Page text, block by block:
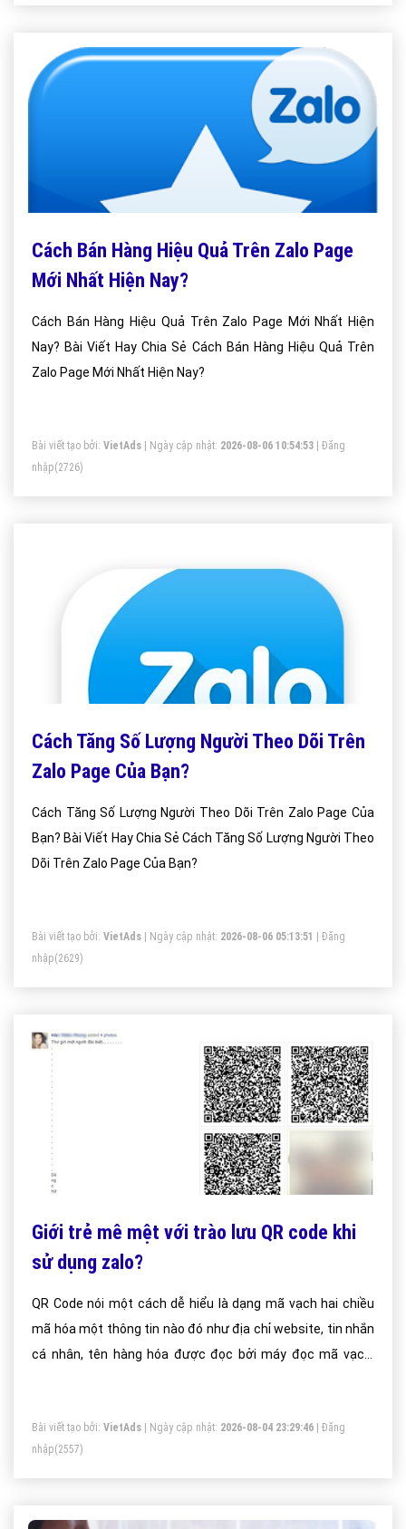
Cách Bán Hàng Hiệu Quả Trên Zalo Page
Mới Nhất Hiện Nay?
Cách Bán Hàng Hiệu Quả Trên Zalo Page Mới Nhất Hiện
Nay? Bài Viết Hay Chia Sẻ Cách Bán Hàng Hiệu Quả Trên
Zalo Page Mới Nhất Hiện Nay?
Bài viết tạo bởi: VietAds | Ngày cập nhật: 2026-08-06 10:54:53
Đăng
nhập(2726)
Cách Tăng Số Lượng Người Theo Dõi Trên
Zalo Page Của Bạn?
Cách Tăng Số Lượng Người Theo Dõi Trên Zalo Page Của
Bạn? Bài Viết Hay Chia Sẻ Cách Tăng Số Lượng Người Theo
Dõi Trên Zalo Page Của Bạn?
Bài viết tạo bởi: VietAds | Ngày cập nhật: 2026-08-06 05:13:51
Đăng
nhập(2629)
Giới trẻ mê mệt với trào lưu QR code khi
sử dụng zalo?
QR Code nói một cách dễ hiểu là dạng mã vạch hai chiều
mã hóa một thông tin nào đó như địa chỉ website, tin nhắn
cá nhân, tên hàng hóa được đọc bởi máy đọc mã vạch,
Bài viết tạo bởi: VietAds | Ngày cập nhật: 2026-08-04 23:29:46
Đăng
nhập(2557)